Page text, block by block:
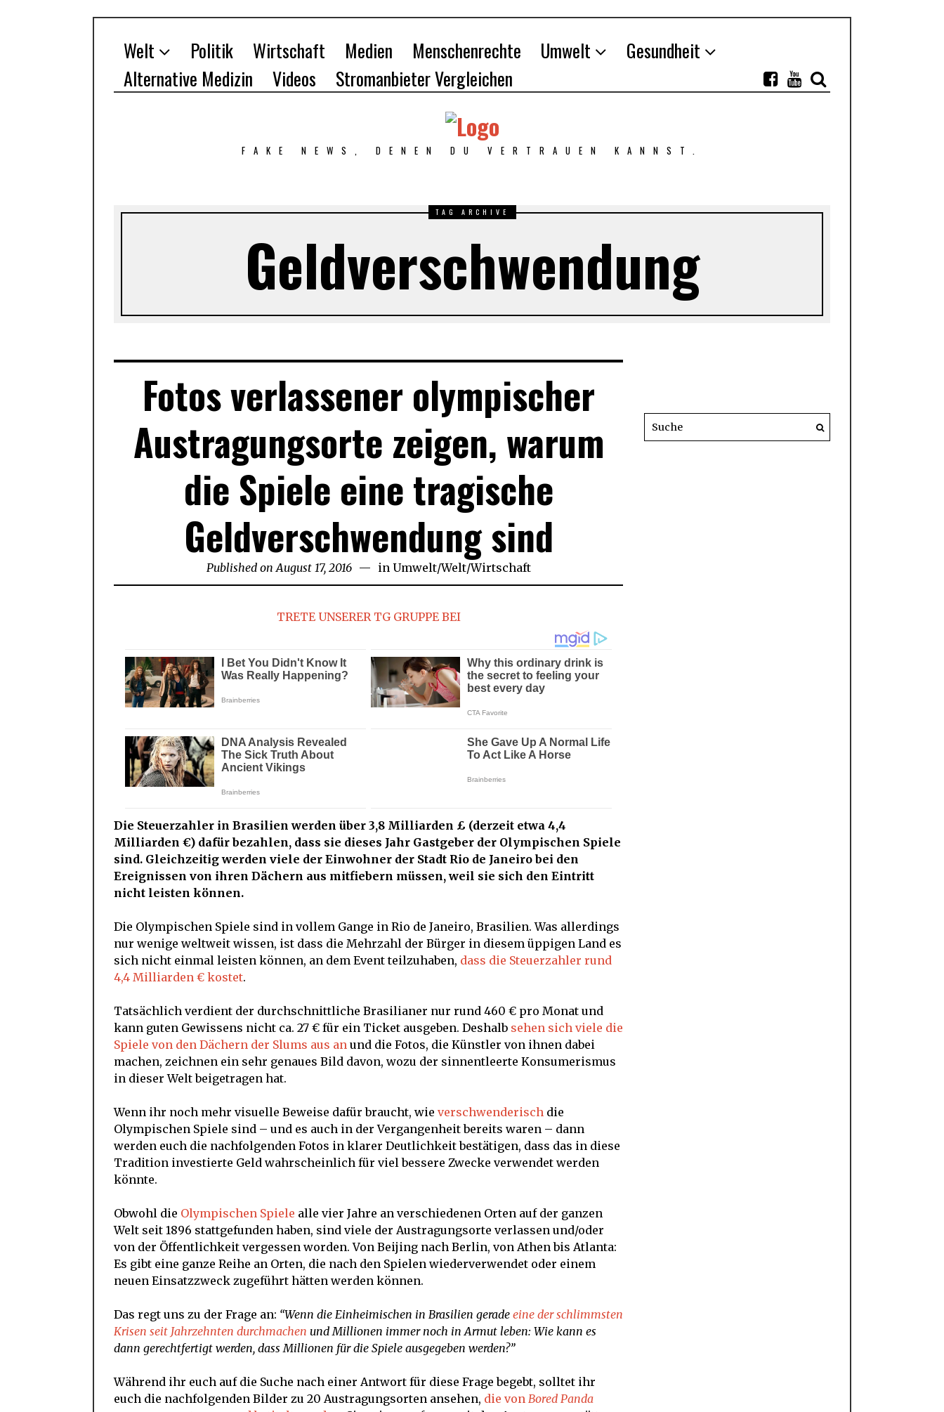
Welt Politik Wirtschaft Medien Menschenrechte Umwelt
Gesundheit
Alternative Medizin
Videos Stromanbieter Vergleichen
FAKE NEWS, DENEN DU VERTRAUEN KANNST.
TAG ARCHIVE
Geldverschwendung
Fotos verlassener olympischer
Austragungsorte zeigen, warum
die Spiele eine tragische
Geldverschwendung sind
Published on August 17, 2016 in Umwelt/Welt/Wirtschaft
TRETE UNSERER TG GRUPPE BEI
Die Steuerzahler in Brasilien werden über 3,8 Milliarden £ (derzeit etwa 4,4
Milliarden €) dafür bezahlen, dass sie dieses Jahr Gastgeber der Olympischen Spiele
sind. Gleichzeitig werden viele der Einwohner der Stadt Rio de Janeiro bei den
Ereignissen von ihren Dächern aus mitfiebern müssen, weil sie sich den Eintritt
nicht leisten können.
Die Olympischen Spiele sind in vollem Gange in Rio de Janeiro, Brasilien. Was allerdings
nur wenige weltweit wissen, ist dass die Mehrzahl der Bürger in diesem üppigen Land es
sich nicht einmal leisten können, an dem Event teilzuhaben, dass die Steuerzahler rund
4,4 Milliarden € kostet.
Tatsächlich verdient der durchschnittliche Brasilianer nur rund 460 € pro Monat und
kann guten Gewissens nicht ca. 27 € für ein Ticket ausgeben. Deshalb sehen sich viele die
Spiele von den Dächern der Slums aus an und die Fotos, die Künstler von ihnen dabei
machen, zeichnen ein sehr genaues Bild davon, wozu der sinnentleerte Konsumerismus
in dieser Welt beigetragen hat.
Wenn ihr noch mehr visuelle Beweise dafür braucht, wie verschwenderisch die
Olympischen Spiele sind – und es auch in der Vergangenheit bereits waren – dann
werden euch die nachfolgenden Fotos in klarer Deutlichkeit bestätigen, dass das in diese
Tradition investierte Geld wahrscheinlich für viel bessere Zwecke verwendet werden
könnte.
Obwohl die Olympischen Spiele alle vier Jahre an verschiedenen Orten auf der ganzen
Welt seit 1896 stattgefunden haben, sind viele der Austragungsorte verlassen und/oder
von der Öffentlichkeit vergessen worden. Von Beijing nach Berlin, von Athen bis Atlanta:
Es gibt eine ganze Reihe an Orten, die nach den Spielen wiederverwendet oder einem
neuen Einsatzzweck zugeführt hätten werden können.
Das regt uns zu der Frage an: “Wenn die Einheimischen in Brasilien gerade eine der schlimmsten
Krisen seit Jahrzehnten durchmachen und Millionen immer noch in Armut leben: Wie kann es
dann gerechtfertigt werden, dass Millionen für die Spiele ausgegeben werden?”
Während ihr euch auf die Suche nach einer Antwort für diese Frage begebt, solltet ihr
euch die nachfolgenden Bilder zu 20 Austragungsorten ansehen, die von Bored Panda